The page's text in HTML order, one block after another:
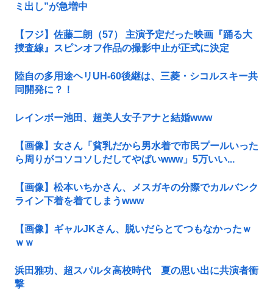
ミ出し”が急増中
【フジ】佐藤二朗（57） 主演予定だった映画『踊る大
捜査線』スピンオフ作品の撮影中止が正式に決定
陸自の多用途ヘリUH-60後継は、三菱・シコルスキー共
同開発に？！
レインボー池田、超美人女子アナと結婚www
【画像】女さん「貧乳だから男水着で市民プールいった
ら周りがコソコソしだしてやばいwww」5万いい...
【画像】松本いちかさん、メスガキの分際でカルバンク
ライン下着を着てしまうwww
【画像】ギャルJKさん、脱いだらとてつもなかったｗ
ｗｗ
浜田雅功、超スパルタ高校時代 夏の思い出に共演者衝
撃